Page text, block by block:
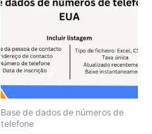
Base de dados de números de
telefone